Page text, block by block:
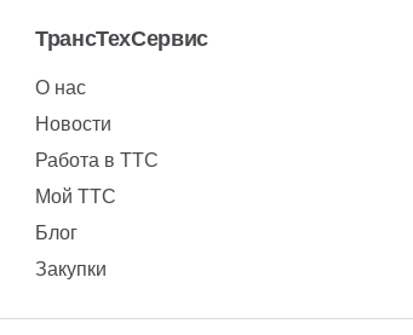
ТрансТехСервис
О нас
Новости
Работа в ТТС
Мой ТТС
Блог
Закупки